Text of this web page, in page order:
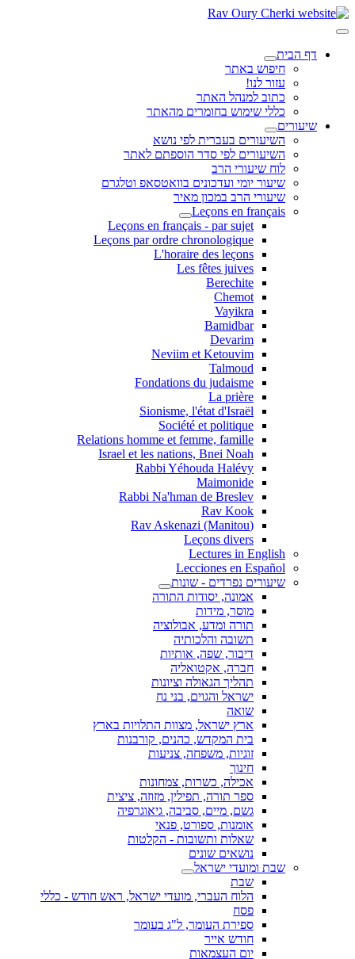
דף הבית
חיפוש באתר
עזור לנו!
כתוב למנהל האתר
כללי שימוש בחומרים מהאתר
שיעורים
השיעורים בעברית לפי נושא
השיעורים לפי סדר הוספתם לאתר
לוח שיעורי הרב
שיעור יומי ועדכונים בוואטסאפ וטלגרם
שיעורי הרב במכון מאיר
Leçons en français
Leçons en français - par sujet
Leçons par ordre chronologique
L'horaire des leçons
Les fêtes juives
Berechite
Chemot
Vayikra
Bamidbar
Devarim
Neviim et Ketouvim
Talmoud
Fondations du judaisme
La prière
Sionisme, l'état d'Israël
Société et politique
Relations homme et femme, famille
Israel et les nations, Bnei Noah
Rabbi Yéhouda Halévy
Maimonide
Rabbi Na'hman de Breslev
Rav Kook
(Rav Askenazi (Manitou
Leçons divers
Lectures in English
Lecciones en Español
שיעורים נפרדים - שונות
אמונה, יסודות התורה
מוסר, מידות
תורה ומדע, אבולוציה
תשובה והלכותיה
דיבור, שפה, אותיות
חברה, אקטואליה
תהליך הגאולה וציונות
ישראל והגוים, בני נח
שואה
ארץ ישראל, מצוות התלויות בארץ
בית המקדש, כהנים, קורבנות
זוגיות, משפחה, צניעות
חינוך
אכילה, כשרות, צמחונות
ספר תורה, תפילין, מזוזה, ציצית
גשם, מיים, סביבה, גיאוגרפיה
אומנות, ספורט, פנאי
שאלות ותשובות - הקלטות
נושאים שונים
שבת ומועדי ישראל
שבת
הלוח העברי, מועדי ישראל, ראש חודש - כללי
פסח
ספירת העומר, ל"ג בעומר
חודש אייר
יום העצמאות